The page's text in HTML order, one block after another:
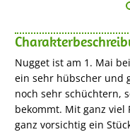
Nugget ist am 1. Mai
ein sehr hübscher und
noch sehr schüchtern,
bekommt. Mit ganz
ganz vorsichtig ein